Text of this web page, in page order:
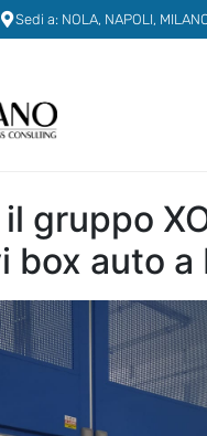
Sedi a: NOLA, NAPOLI,
gruppo
box auto a